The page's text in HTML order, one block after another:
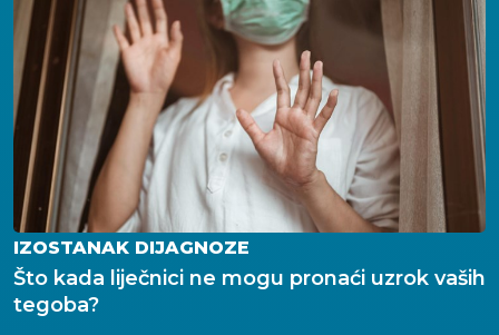
IZOSTANAK DIJAGNOZE
Što kada liječnici ne mogu pronaći uzrok vaših
tegoba?